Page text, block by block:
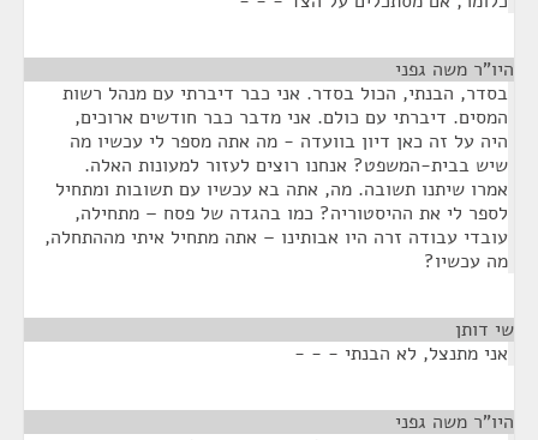
היו"ר משה גפני
בסדר, הבנתי, הכול בסדר. אני כבר דיברתי עם מנהל רשות
המסים. דיברתי עם כולם. אני מדבר כבר חודשים ארוכים,
היה על זה כאן דיון בוועדה - מה אתה מספר לי עכשיו מה
שיש בבית-המשפט? אנחנו רוצים לעזור למעונות האלה.
אמרו שיתנו תשובה. מה, אתה בא עכשיו עם תשובות ומתחיל
לספר לי את ההיסטוריה? כמו בהגדה של פסח – מתחילה,
עובדי עבודה זרה היו אבותינו – אתה מתחיל איתי מההתחלה,
מה עכשיו?
שי דותן
אני מתנצל, לא הבנתי - - -
היו"ר משה גפני